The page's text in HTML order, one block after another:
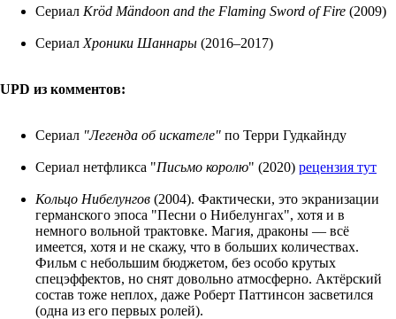
Сериал Kröd Mändoon and the Flaming Sword of Fire (2009)
Сериал Хроники Шаннары (2016–2017)
UPD из комментов:
Сериал "Легенда об искателе" по Терри Гудкайнду
Сериал нетфликса "Письмо королю" (2020) рецензия тут
Кольцо Нибелунгов (2004). Фактически, это экранизации
германского эпоса "Песни о Нибелунгах", хотя и в
немного вольной трактовке. Магия, драконы — всё
имеется, хотя и не скажу, что в больших количествах.
Фильм с небольшим бюджетом, без особо крутых
спецэффектов, но снят довольно атмосферно. Актёрский
состав тоже неплох, даже Роберт Паттинсон засветился
(одна из его первых ролей).